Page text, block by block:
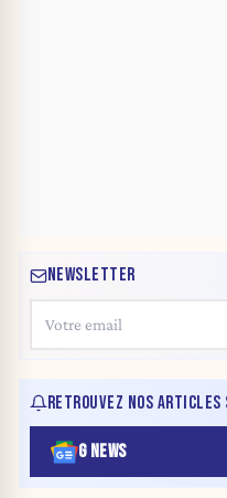
NEWSLETTER
RETROUVEZ NOS ARTICLES
G NEWS